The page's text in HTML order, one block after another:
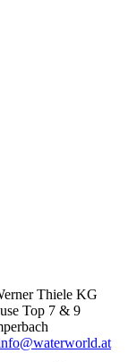
Thiele KG
Top 7 & 9